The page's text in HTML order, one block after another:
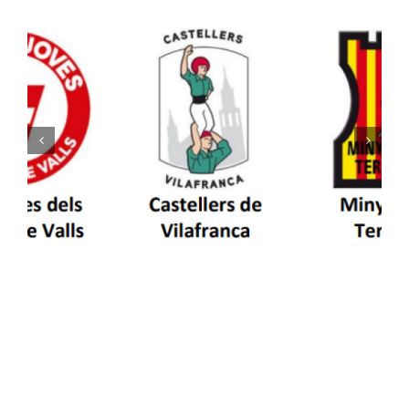
Els Castellers de Vilafranca unieixen tradició i
patrimoni en un viatge de colla a la Vall
d’Aran i a la Vall de Boí